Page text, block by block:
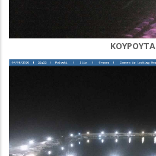
ΚΟΥΡΟΥΤΑ